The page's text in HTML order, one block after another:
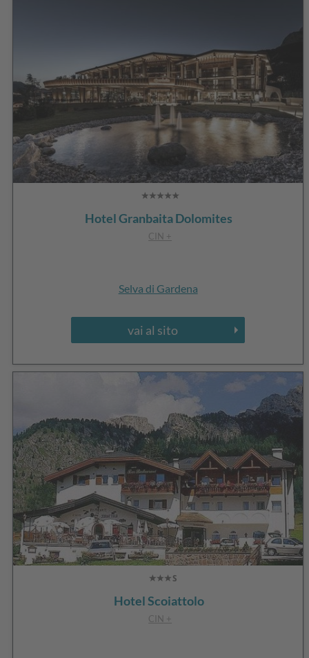
Hotel Granbaita Dolomites
CIN +
Selva di Gardena
vai al sito
Hotel Scoiattolo
CIN +